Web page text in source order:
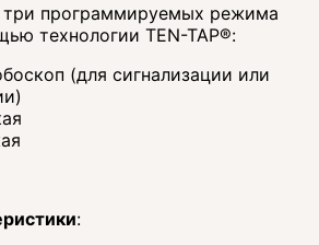
программируемых режима
технологии TEN-TAP®:
(для сигнализации или
: